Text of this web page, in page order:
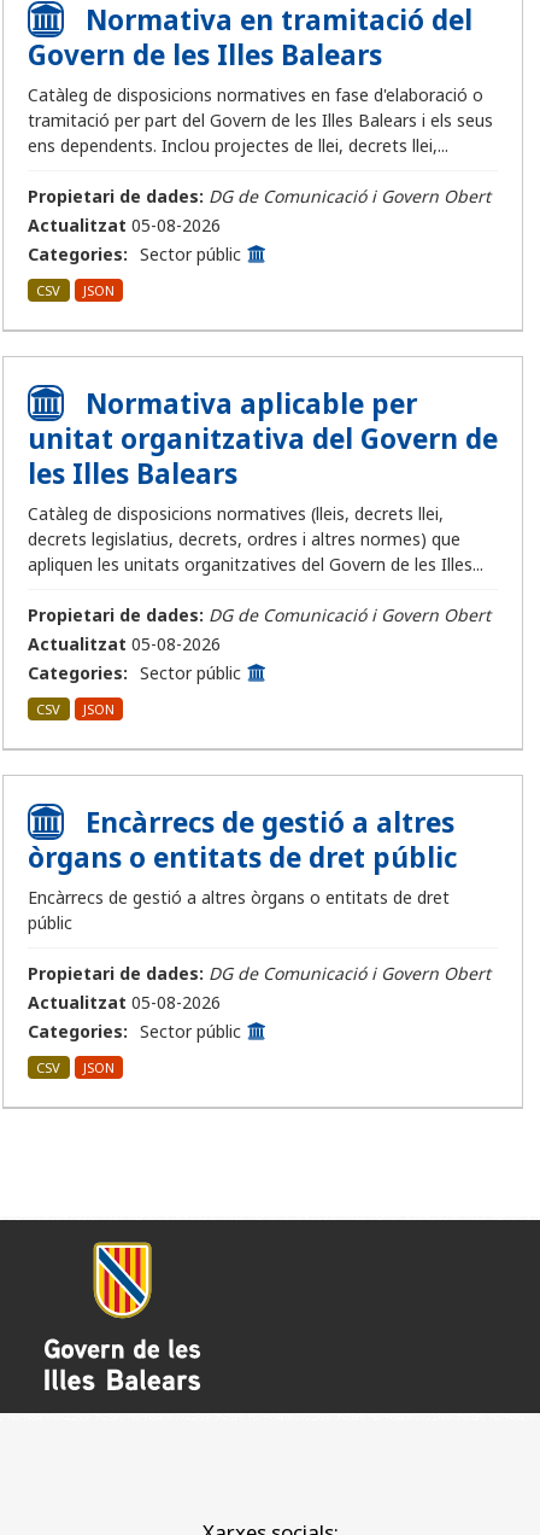
Normativa en tramitació del
Govern de les Illes Balears
Catàleg de disposicions normatives en fase d'elaboració o
tramitació per part del Govern de les Illes Balears i els seus
ens dependents. Inclou projectes de llei, decrets llei,...
Propietari de dades: DG de Comunicació i Govern Obert
Actualitzat 05-08-2026
Categories: Sector públic
CSV JSON
Normativa aplicable per
unitat organitzativa del Govern de
les Illes Balears
Catàleg de disposicions normatives (lleis, decrets llei,
decrets legislatius, decrets, ordres i altres normes) que
apliquen les unitats organitzatives del Govern de les Illes...
Propietari de dades: DG de Comunicació i Govern Obert
Actualitzat 05-08-2026
Categories: Sector públic
CSV JSON
Encàrrecs de gestió a altres
òrgans o entitats de dret públic
Encàrrecs de gestió a altres òrgans o entitats de dret
públic
Propietari de dades: DG de Comunicació i Govern Obert
Actualitzat 05-08-2026
Categories: Sector públic
CSV JSON